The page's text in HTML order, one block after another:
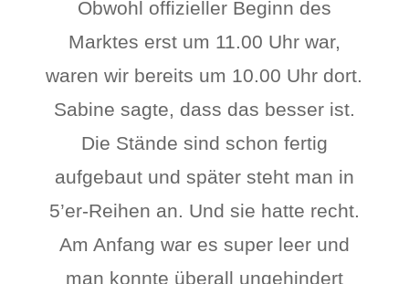
Obwohl offizieller Beginn des
Marktes erst um 11.00 Uhr war,
waren wir bereits um 10.00 Uhr dort.
Sabine sagte, dass das besser ist.
Die Stände sind schon fertig
aufgebaut und später steht man in
5’er-Reihen an. Und sie hatte recht.
Am Anfang war es super leer und
man konnte überall ungehindert